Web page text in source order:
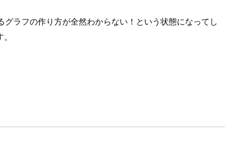
ラフの作り方が全然わからない！という状態になってし